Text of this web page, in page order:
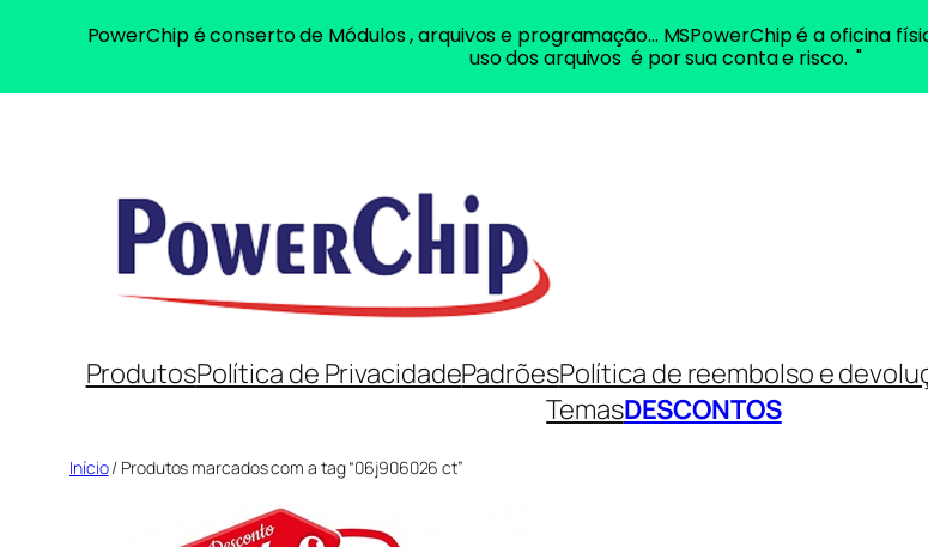
ProdutosPolítica de PrivacidadePadrõesPolítica de reembolso e
TemasDESCONTOS
Início/ Produtos marcados com a tag “06j906026 ct”
PowerChip é conserto de Módulos , arquivos e programação... MSPowerChip é a oficina
uso dos arquivos é por sua conta e risco. "